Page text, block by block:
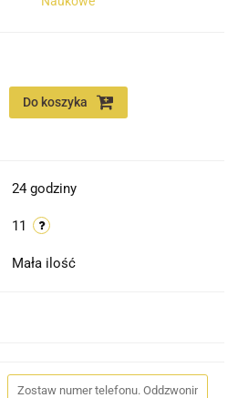
Do koszyka
24 godziny
11
Mała ilość